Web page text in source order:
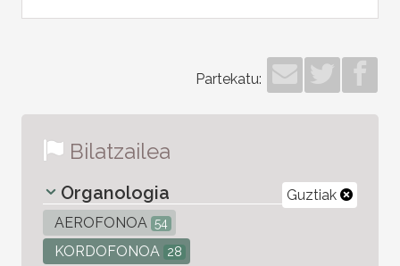
Partekatu:
Bilatzailea
Guztiak
Organologia
AEROFONOA 54
KORDOFONOA 28